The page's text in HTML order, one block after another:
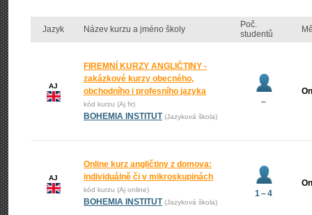
Jazyk Název kurzu a jméno školy
Poč.
studentů
AJ
FIREMNÍ KURZY ANGLIČTINY -
zakázkové kurzy obecného,
obchodního i profesního jazyka
kód kurzu (Aj fir)
BOHEMIA INSTITUT (Jazyková škola)
–
AJ
Online kurz angličtiny z domova:
individuálně či v mikroskupinách
kód kurzu (Aj online)
BOHEMIA INSTITUT (Jazyková škola)
1 – 4